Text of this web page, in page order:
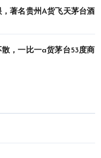
著名贵州A货飞天茅台酒
，一比一a货茅台53度商